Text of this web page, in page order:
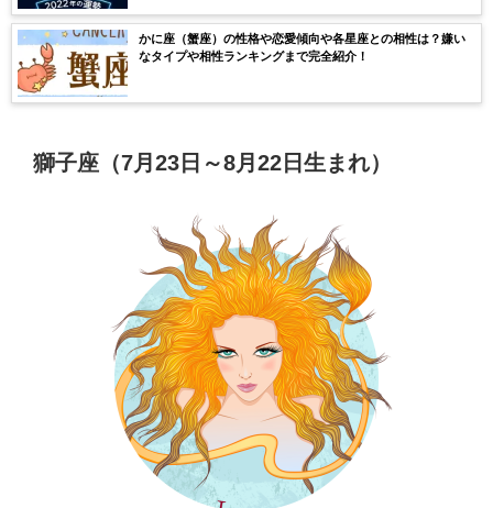
かに座（蟹座）の性格や恋愛傾向や各星座との相性は？嫌い
なタイプや相性ランキングまで完全紹介！
獅子座（7月23日～8月22日生まれ）